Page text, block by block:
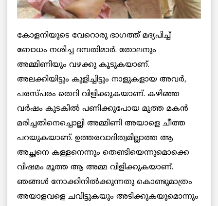
കോളനിയുടെ വേറൊരു ഭാഗത്ത്‌ മദ്യപിച്ച്‌
ബോധം നശിച്ച ദമ്പതിമാര്‍. തോലനും
അമ്മിണിയും വഴക്കു കൂടുകയാണ്‌.
അലക്കിയിട്ടും കുളിച്ചിട്ടും നാളുകളായ അവർ,
‍പരസ്‌പരം തെറി വിളിക്കുകയാണ്‌. കഴിഞ്ഞ
വര്‍ഷം കുടകില്‍ പണിക്കുപോയ മൂത്ത മകന്‍
മരിച്ചതിനെച്ചൊല്ലി അമ്മിണി അയാളെ ചീത്ത
പറയുകയാണ്‌. ഉത്തരവാദിത്വമില്ലാത്ത ആ
അച്ഛനെ കള്ളനെന്നും തെണ്ടിയെന്നുമൊക്കെ
വിഷമം മൂത്ത ആ അമ്മ വിളിക്കുകയാണ്‌.
ഞങ്ങള്‍ നോക്കിനില്‍ക്കുന്നതു കൊണ്ടുമാത്രം
അയാളവളെ ചവിട്ടുകയും അടിക്കുകയുമൊന്നും